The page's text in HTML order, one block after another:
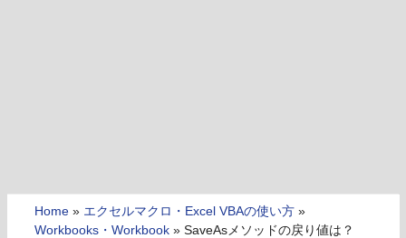
Home » エクセルマクロ・Excel VBAの使い方 »
Workbooks・Workbook » SaveAsメソッドの戻り値は？